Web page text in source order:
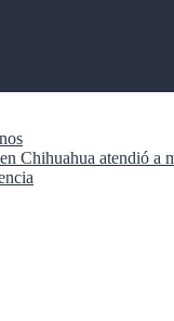
Chihuahua atendió a